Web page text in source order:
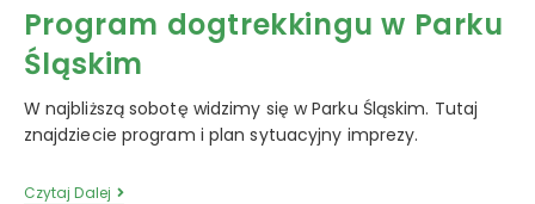
Program dogtrekkingu w Parku
Śląskim
W najbliższą sobotę widzimy się w Parku Śląskim. Tutaj
znajdziecie program i plan sytuacyjny imprezy.
Czytaj Dalej